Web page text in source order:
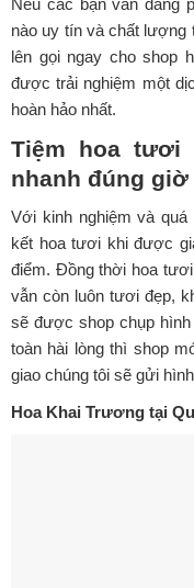
nào uy tín và chất lượng
lên gọi ngay cho shop
được trải nghiệm một
hoàn hảo nhất.
Tiệm hoa tươi
nhanh đúng giờ
Với kinh nghiệm và quá
kết hoa tươi khi được
điểm. Đồng thời hoa
vẫn còn luôn tươi đẹp,
sẽ được shop chụp
toàn hài lòng thì shop
giao chúng tôi sẽ gửi
Hoa Khai Trương tại